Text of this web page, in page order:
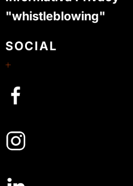
"whistleblowing"
SOCIAL